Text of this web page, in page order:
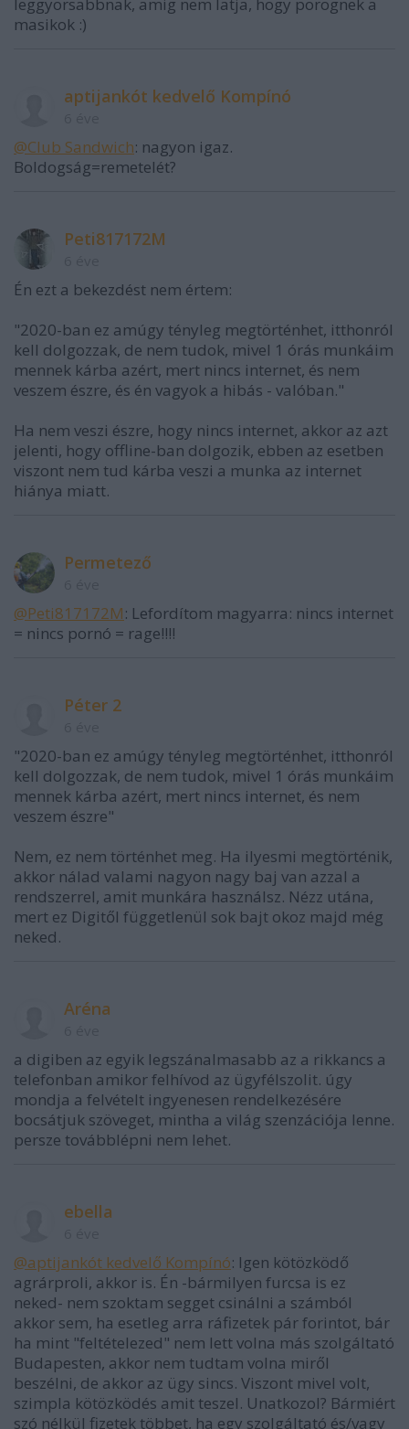
leggyorsabbnak, amig nem latja, hogy porognek a
masikok :)
aptijankót kedvelő Kompínó
@Club Sandwich: nagyon igaz.
Boldogság=remetelét?
Peti817172M
Én ezt a bekezdést nem értem:
"2020-ban ez amúgy tényleg megtörténhet, itthonról
kell dolgozzak, de nem tudok, mivel 1 órás munkáim
mennek kárba azért, mert nincs internet, és nem
veszem észre, és én vagyok a hibás - valóban."
Ha nem veszi észre, hogy nincs internet, akkor az azt
jelenti, hogy offline-ban dolgozik, ebben az esetben
viszont nem tud kárba veszi a munka az internet
hiánya miatt.
Permetező
@Peti817172M: Lefordítom magyarra: nincs internet
= nincs pornó = rage!!!!
Péter 2
"2020-ban ez amúgy tényleg megtörténhet, itthonról
kell dolgozzak, de nem tudok, mivel 1 órás munkáim
mennek kárba azért, mert nincs internet, és nem
veszem észre"
Nem, ez nem történhet meg. Ha ilyesmi megtörténik,
akkor nálad valami nagyon nagy baj van azzal a
rendszerrel, amit munkára használsz. Nézz utána,
mert ez Digitől függetlenül sok bajt okoz majd még
neked.
Aréna
a digiben az egyik legszánalmasabb az a rikkancs a
telefonban amikor felhívod az ügyfélszolit. úgy
mondja a felvételt ingyenesen rendelkezésére
bocsátjuk szöveget, mintha a világ szenzációja lenne.
persze továbblépni nem lehet.
ebella
@aptijankót kedvelő Kompínó: Igen kötözködő
agrárproli, akkor is. Én -bármilyen furcsa is ez
neked- nem szoktam segget csinálni a számból
akkor sem, ha esetleg arra ráfizetek pár forintot, bár
ha mint "feltételezed" nem lett volna más szolgáltató
Budapesten, akkor nem tudtam volna miről
beszélni, de akkor az ügy sincs. Viszont mivel volt,
szimpla kötözködés amit teszel. Unatkozol? Bármiért
szó nélkül fizetek többet, ha egy szolgáltató és/vagy